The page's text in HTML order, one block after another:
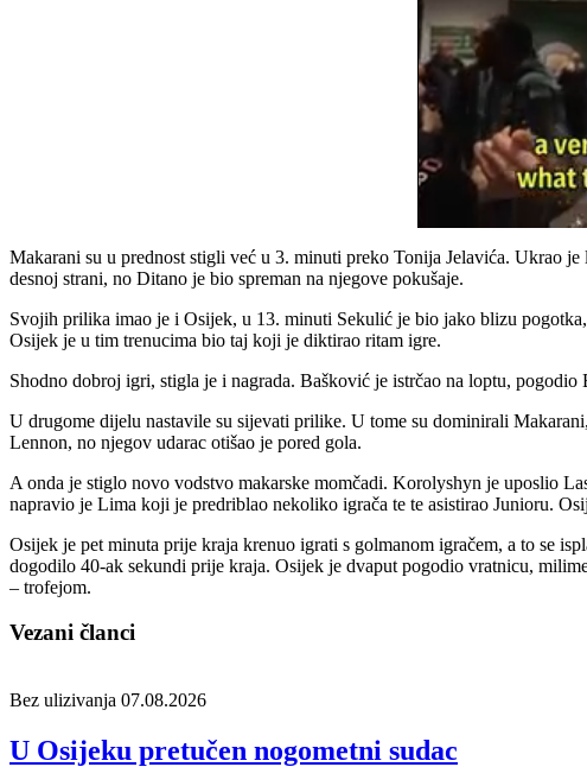
Makarani su u prednost stigli već u 3. minuti preko Tonija Jelavića. Ukrao
desnoj strani, no Ditano je bio spreman na njegove pokušaje.
Svojih prilika imao je i Osijek, u 13. minuti Sekulić je bio jako blizu
Osijek je u tim trenucima bio taj koji je diktirao ritam igre.
Shodno dobroj igri, stigla je i nagrada. Bašković je istrčao na loptu,
U drugome dijelu nastavile su sijevati prilike. U tome su dominirali
Lennon, no njegov udarac otišao je pored gola.
A onda je stiglo novo vodstvo makarske momčadi. Korolyshyn je uposlio
napravio je Lima koji je predriblao nekoliko igrača te te asistirao Junioru.
Osijek je pet minuta prije kraja krenuo igrati s golmanom igračem, a to se
dogodilo 40-ak sekundi prije kraja. Osijek je dvaput pogodio vratnicu,
– trofejom.
Vezani članci
Bez ulizivanja 07.08.2026
U Osijeku pretučen nogometni sudac